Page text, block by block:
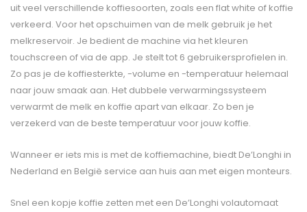
uit veel verschillende koffiesoorten, zoals een flat white of koffie
verkeerd. Voor het opschuimen van de melk gebruik je het
melkreservoir. Je bedient de machine via het kleuren
touchscreen of via de app. Je stelt tot 6 gebruikersprofielen in.
Zo pas je de koffiesterkte, -volume en -temperatuur helemaal
naar jouw smaak aan. Het dubbele verwarmingssysteem
verwarmt de melk en koffie apart van elkaar. Zo ben je
verzekerd van de beste temperatuur voor jouw koffie.
Wanneer er iets mis is met de koffiemachine, biedt De’Longhi in
Nederland en België service aan huis aan met eigen monteurs.
Snel een kopje koffie zetten met een De’Longhi volautomaat